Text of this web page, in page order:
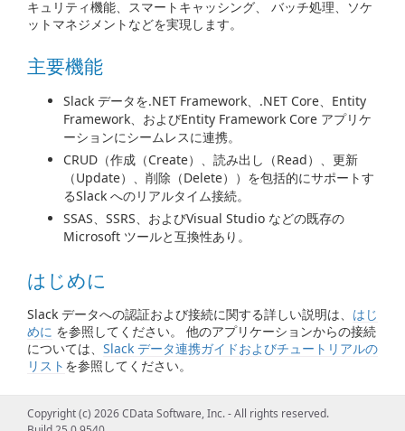
キュリティ機能、スマートキャッシング、 バッチ処理、ソケ
ットマネジメントなどを実現します。
主要機能
Slack データを.NET Framework、.NET Core、Entity
Framework、およびEntity Framework Core アプリケ
ーションにシームレスに連携。
CRUD（作成（Create）、読み出し（Read）、更新
（Update）、削除（Delete））を包括的にサポートす
るSlack へのリアルタイム接続。
SSAS、SSRS、およびVisual Studio などの既存の
Microsoft ツールと互換性あり。
はじめに
Slack データへの認証および接続に関する詳しい説明は、 はじ
めに を参照してください。 他のアプリケーションからの接続
については、 Slack データ連携ガイドおよびチュートリアルの
リスト を参照してください。
ADO.NET の使用
Copyright (c) 2026 CData Software, Inc. - All rights reserved.